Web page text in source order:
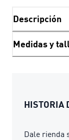
Descripción
Medidas y
HISTORIA
Dale rienda